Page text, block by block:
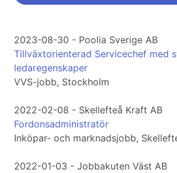
2023-08-30 - Poolia Sverige AB
Tillväxtorienterad Servicechef med
ledaregenskaper
VVS-jobb, Stockholm
2022-02-08 - Skellefteå Kraft AB
Fordonsadministratör
Inköpar- och marknadsjobb,
2022-01-03 - Jobbakuten Väst AB